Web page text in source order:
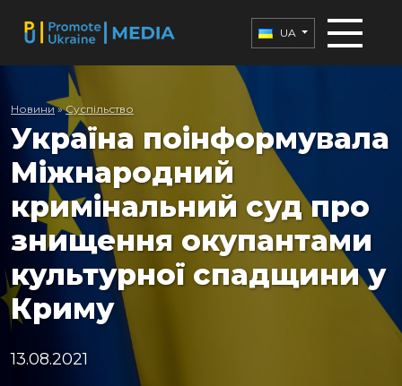
UA
Новини » Суспільство
Україна поінформувала
Міжнародний
кримінальний суд про
знищення окупантами
культурної спадщини у
Криму
13.08.2021